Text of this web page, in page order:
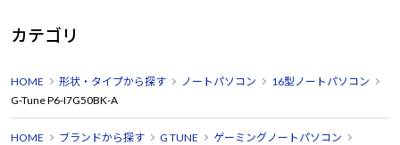
カテゴリ
HOME 形状・タイプから探す ノートパソコン
16型ノートパソコン
G-Tune P6-I7G50BK-A
HOME ブランドから探す G TUNE
ゲーミングノートパソコン